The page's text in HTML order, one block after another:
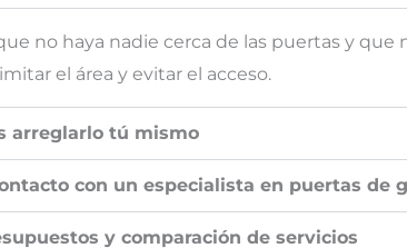
no haya nadie cerca de las puertas y
el área y evitar el acceso.
arreglarlo tú mismo
con un especialista en puertas de
y comparación de servicios